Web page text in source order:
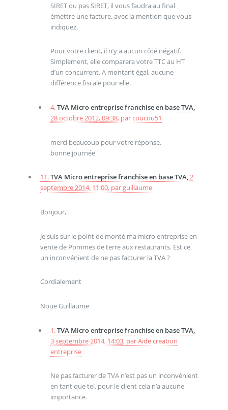
SIRET ou pas SIRET, il vous faudra au final
émettre une facture, avec la mention que vous
indiquez.
Pour votre client, il n’y a aucun côté négatif.
Simplement, elle comparera votre TTC au HT
d’un concurrent. A montant égal, aucune
différence fiscale pour elle.
4.TVA Micro entreprise franchise en base TVA,
28 octobre 2012, 09:38, parcoucou51
merci beaucoup pour votre réponse.
bonne journée
11.TVA Micro entreprise franchise en base TVA,2
septembre 2014, 11:00, par guillaume
Bonjour,
Je suis sur le point de monté ma micro entreprise en
vente de Pommes de terre aux restaurants. Est ce
un inconvénient de ne pas facturer la TVA ?
Cordialement
Noue Guillaume
1.TVA Micro entreprise franchise en base TVA,
3 septembre 2014, 14:03, parAide creation
entreprise
Ne pas facturer de TVA n’est pas un inconvénient
en tant que tel, pour le client cela n’a aucune
importance.